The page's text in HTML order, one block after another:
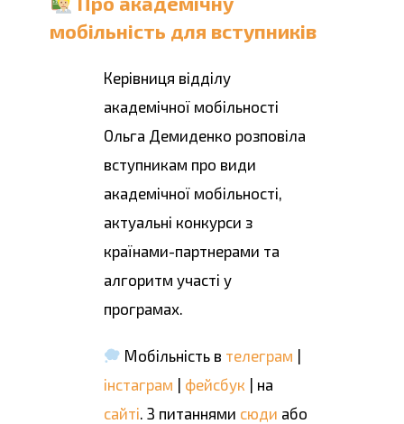
мобільність для вступників
Керівниця відділу
академічної мобільності
Ольга Демиденко розповіла
вступникам про види
академічної мобільності,
актуальні конкурси з
країнами-партнерами та
алгоритм участі у
програмах.
Мобільність в телеграм
інстаграм
фейсбук | на
сайті. З питаннями сюди або